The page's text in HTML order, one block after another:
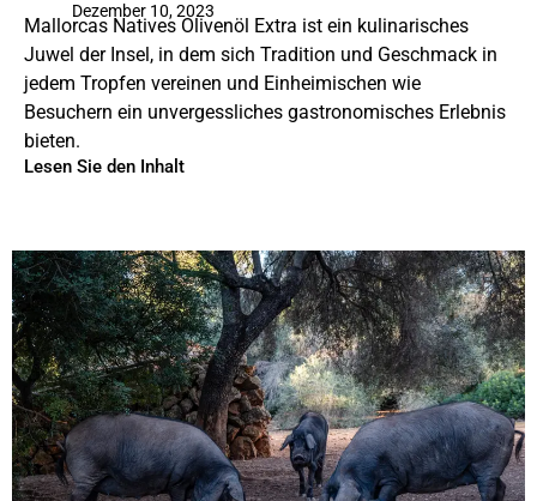
Dezember 10, 2023
Mallorcas Natives Olivenöl Extra ist ein kulinarisches
Juwel der Insel, in dem sich Tradition und Geschmack in
jedem Tropfen vereinen und Einheimischen wie
Besuchern ein unvergessliches gastronomisches Erlebnis
bieten.
Lesen Sie den Inhalt